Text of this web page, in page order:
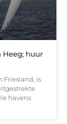
Heeg; huur
Friesland, is
havens